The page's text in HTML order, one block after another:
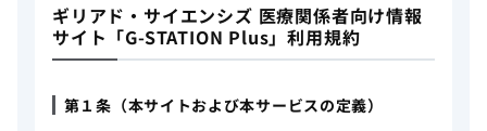
ギリアド・サイエンシズ 医療関係者向け情報
サイト「G-STATION Plus」利用規約
第１条（本サイトおよび本サービスの定義）